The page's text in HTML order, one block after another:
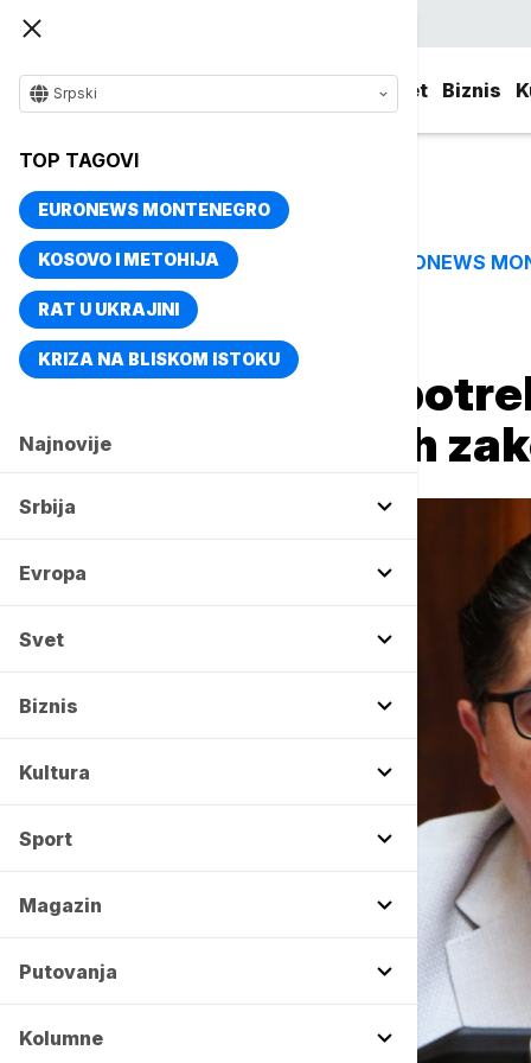
Svet Biznis
Srpski
TOP TAGOVI
EURONEWS MONTENEGRO
KOSOVO I METOHIJA
RAT U UKRAJINI
KRIZA NA BLISKOM ISTOKU
Najnovije
Srbija
Evropa
Svet
Biznis
Kultura
Sport
Magazin
Putovanja
Kolumne
TOP TAGOVI EURONEWS
Naslovna Srbija
Mrdić: Srbiji je
set pravosudnih